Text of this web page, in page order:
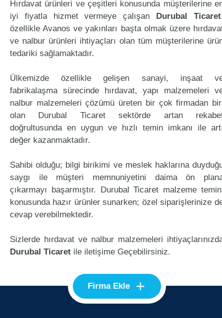
Hırdavat ürünleri ve çeşitleri konusunda müşterilerine
iyi fiyatla hizmet vermeye çalışan Durubal Ticaret
özellikle Avanos ve yakınları başta olmak üzere
ve nalbur ürünleri ihtiyaçları olan tüm müşterilerine
tedariki sağlamaktadır.
Ülkemizde özellikle gelişen sanayi, inşaat
fabrikalaşma sürecinde hırdavat, yapı malzemeleri
nalbur malzemeleri çözümü üreten bir çok firmadan
olan Durubal Ticaret sektörde artan
doğrultusunda en uygun ve hızlı temin imkanı ile
değer kazanmaktadır.
Sahibi olduğu; bilgi birikimi ve meslek haklarına
saygı ile müşteri memnuniyetini daima ön
çıkarmayı başarmıştır. Durubal Ticaret malzeme
konusunda hazır ürünler sunarken; özel siparişlerinize
cevap verebilmektedir.
Sizlerde hırdavat ve nalbur malzemeleri
Durubal Ticaret ile iletişime Geçebilirsiniz.
Firma Ekle +